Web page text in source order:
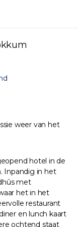
weer van het
hotel in de
Inpandig in het
met
het in het
restaurant
en lunch kaart
ochtend staat